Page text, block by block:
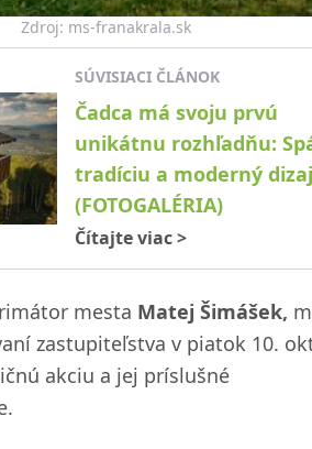
Zdroj: ms-franakrala.sk
SÚVISIACI ČLÁNOK
Čadca má svoju prvú
unikátnu rozhľadňu:
tradíciu a moderný
(FOTOGALÉRIA)
Čítajte viac>
mesta Matej Šimášek,
zastupiteľstva v piatok 10.
akciu a jej príslušné